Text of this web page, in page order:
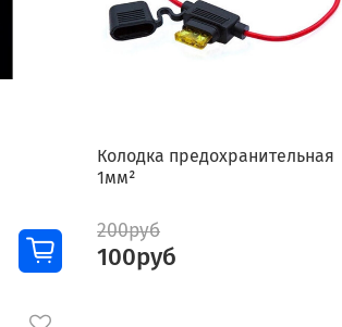
Колодка предохранительная
1мм²
200руб
100руб